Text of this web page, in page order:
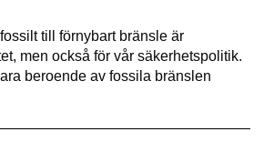
till förnybart bränsle är
men också för vår säkerhetspolitik.
beroende av fossila bränslen